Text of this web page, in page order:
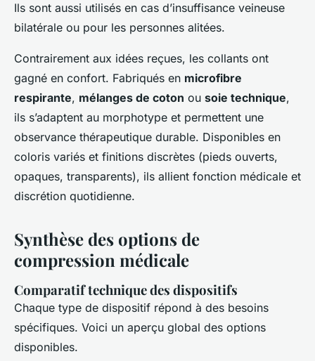
Ils sont aussi utilisés en cas d’insuffisance veineuse
bilatérale ou pour les personnes alitées.
Contrairement aux idées reçues, les collants ont
gagné en confort. Fabriqués en microfibre
respirante, mélanges de coton ou soie technique,
ils s’adaptent au morphotype et permettent une
observance thérapeutique durable. Disponibles en
coloris variés et finitions discrètes (pieds ouverts,
opaques, transparents), ils allient fonction médicale et
discrétion quotidienne.
Synthèse des options de
compression médicale
Comparatif technique des dispositifs
Chaque type de dispositif répond à des besoins
spécifiques. Voici un aperçu global des options
disponibles.